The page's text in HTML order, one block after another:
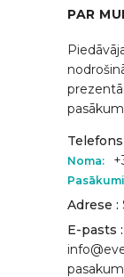
PAR
Telefons
Noma:
Adrese :
E-pasts :